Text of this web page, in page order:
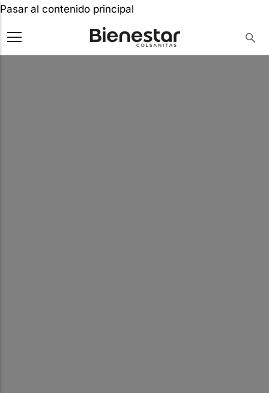
Pasar al contenido principal